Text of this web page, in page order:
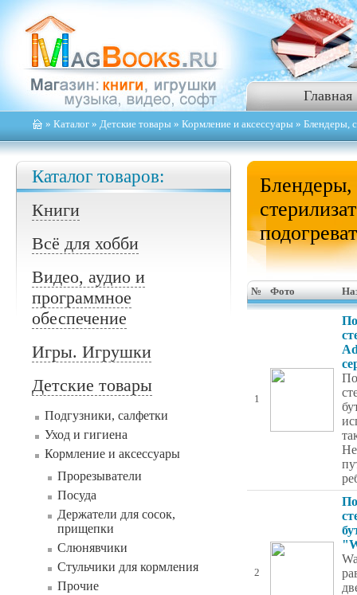
Главная
» Каталог » Детские товары » Кормление и аксессуары » Блендеры,
Каталог товаров:
Книги
Всё для хобби
Видео, аудио и
программное
обеспечение
Игры. Игрушки
Детские товары
Подгузники, салфетки
Уход и гигиена
Кормление и аксессуары
Прорезыватели
Посуда
Держатели для сосок,
прищепки
Слюнявчики
Стульчики для кормления
Прочие
Блендеры,
№ Фото
1
2